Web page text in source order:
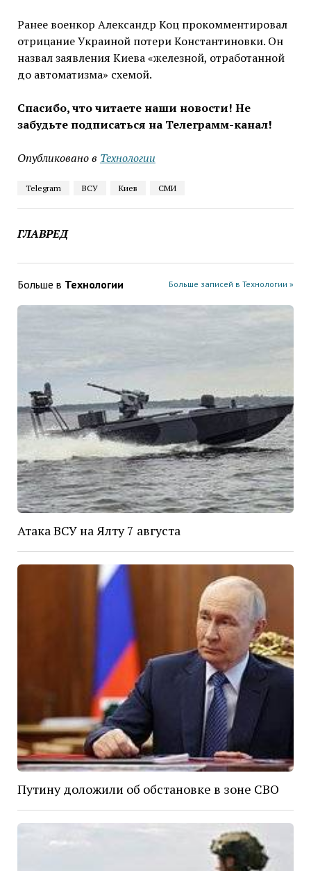
Ранее военкор Александр Коц прокомментировал
отрицание Украиной потери Константиновки. Он
назвал заявления Киева «железной, отработанной
до автоматизма» схемой.
Спасибо, что читаете наши новости! Не
забудьте подписаться на Телеграмм-канал!
Опубликовано в Технологии
Telegram ВСУ Киев СМИ
ГЛАВРЕД
Больше в Технологии Больше записей в Технологии »
Атака ВСУ на Ялту 7 августа
Путину доложили об обстановке в зоне СВО